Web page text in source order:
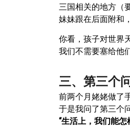
三国相关的地方（
妹妹跟在后面附和
你看，孩子对世界
我们不需要塞给他
三、第三个
前两个月姥姥做了
于是我问了第三个
“生活上，我们能怎